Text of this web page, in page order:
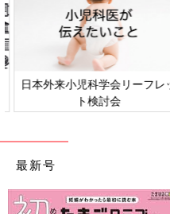
日本外来小児科学会リーフレッ
ト検討会
最新号